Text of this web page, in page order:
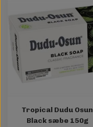
Tropical Dudu Osun
Black sæbe 150g